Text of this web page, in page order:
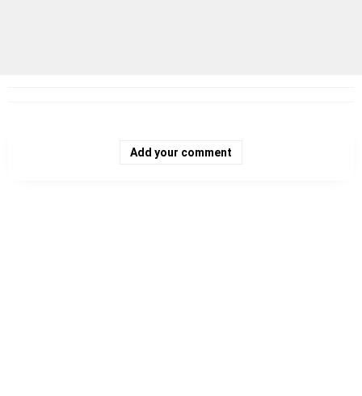
Add your comment